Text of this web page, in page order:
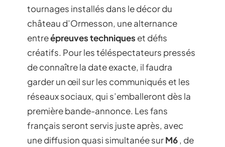
tournages installés dans le décor du
château d’Ormesson, une alternance
entreépreuves techniques et défis
créatifs. Pour les téléspectateurs pressés
de connaître la date exacte, il faudra
garder un œil sur les communiqués et les
réseaux sociaux, qui s’emballeront dès la
première bande-annonce. Les fans
français seront servis juste après, avec
une diffusion quasi simultanée surM6, de